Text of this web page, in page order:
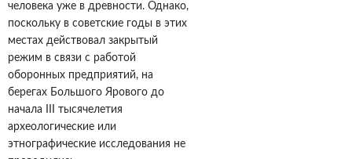
человека уже в древности. Однако,
поскольку в советские годы в этих
местах действовал закрытый
режим в связи с работой
оборонных предприятий, на
берегах Большого Ярового до
начала III тысячелетия
археологические или
этнографические исследования не